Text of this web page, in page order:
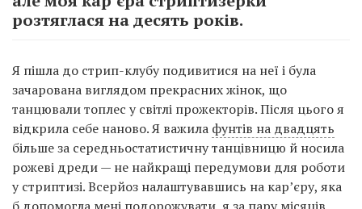
розтяглася на десять років.
Я пішла до стрип-клубу подивитися на неї і була
зачарована виглядом прекрасних жінок, що
танцювали топлес у світлі прожекторів. Після цього я
відкрила себе наново. Я важила фунтів на двадцять
більше за середньостатистичну танцівницю й носила
рожеві дреди — не найкращі передумови для роботи
у стриптизі. Всерйоз налаштувавшись на кар’єру, яка